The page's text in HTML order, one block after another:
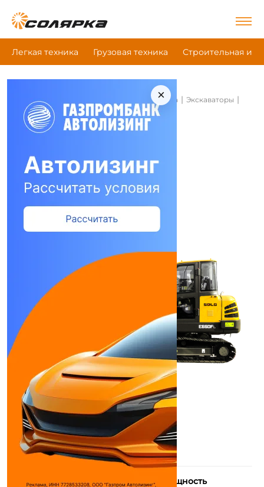
Легкая техника Грузовая техника Строительная и
×
Главная Строительная и дорожная техника | Экскаваторы |
Sdlg E660Fl
Экскаваторы Sdlg E660Fl
Количество цилиндров
Макс. мощность